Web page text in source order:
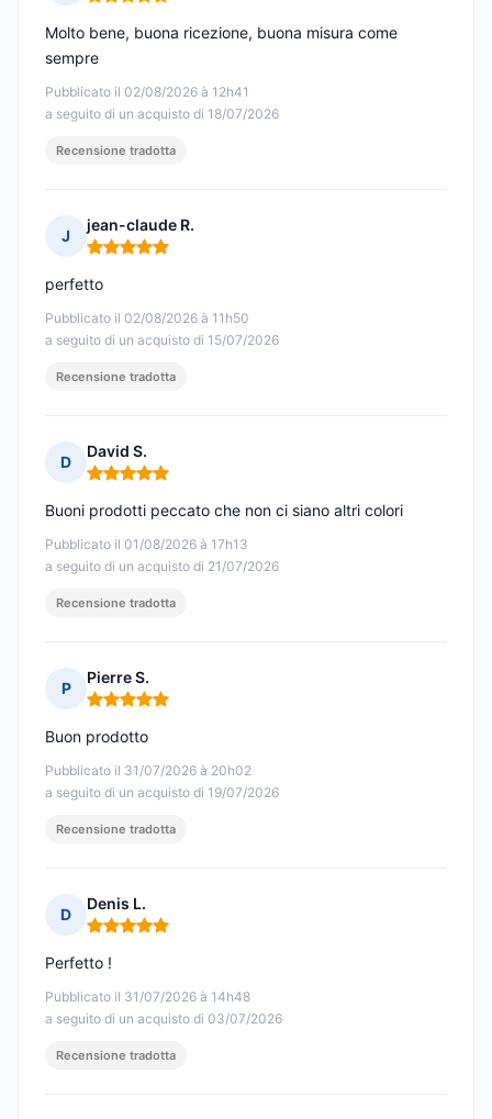
Nota: 5 su 5
Pubblicato il 02/08/2026 à 12h41
a seguito di un acquisto di 18/07/2026
Molto bene, buona ricezione, buona misura come
sempre
Recensione tradotta
J
jean-claude R.
Nota: 5 su 5
Pubblicato il 02/08/2026 à 11h50
a seguito di un acquisto di 15/07/2026
perfetto
Recensione tradotta
D
David S.
Nota: 5 su 5
Pubblicato il 01/08/2026 à 17h13
a seguito di un acquisto di 21/07/2026
Buoni prodotti peccato che non ci siano altri colori
Recensione tradotta
P
Pierre S.
Nota: 5 su 5
Pubblicato il 31/07/2026 à 20h02
a seguito di un acquisto di 19/07/2026
Buon prodotto
Recensione tradotta
D
Denis L.
Nota: 5 su 5
Pubblicato il 31/07/2026 à 14h48
a seguito di un acquisto di 03/07/2026
Perfetto !
Recensione tradotta